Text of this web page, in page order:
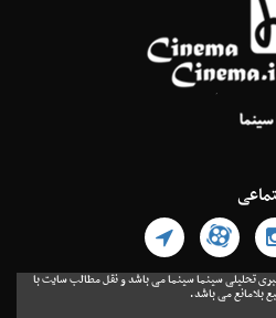
تحلیلی سینما سینما می باشد و نقل مطالب سایت با
بلامانع می باشد.